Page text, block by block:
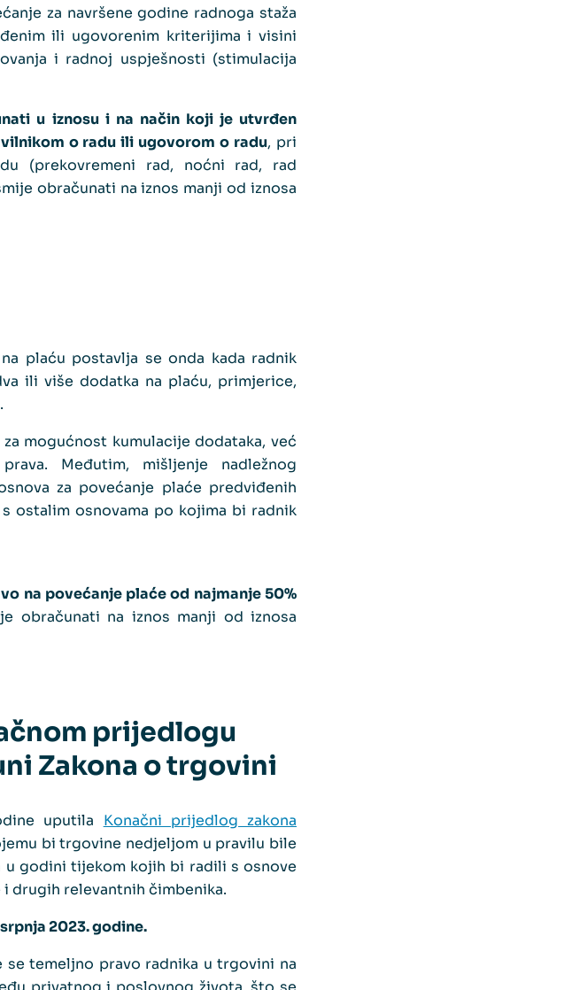
za navršene godine radnoga staža
ili ugovorenim kriterijima i visini
i radnoj uspješnosti (stimulacija
u iznosu i na način koji je utvrđen
o radu ili ugovorom o radu, pri
(prekovremeni rad, noćni rad, rad
obračunati na iznos manji od iznosa
plaću postavlja se onda kada radnik
ili više dodatka na plaću, primjerice,
mogućnost kumulacije dodataka, već
Međutim, mišljenje nadležnog
za povećanje plaće predviđenih
ostalim osnovama po kojima bi radnik
na povećanje plaće od najmanje 50%
obračunati na iznos manji od iznosa
prijedlogu
Zakona o trgovini
uputila Konačni prijedlog zakona
bi trgovine nedjeljom u pravilu bile
godini tijekom kojih bi radili s osnove
drugih relevantnih čimbenika.
2023. godine.
temeljno pravo radnika u trgovini na